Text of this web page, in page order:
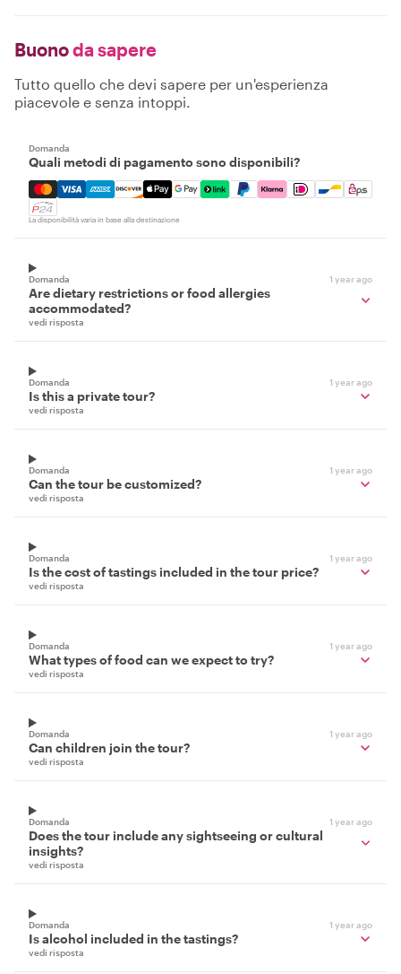
Buonoda sapere
Tutto quello che devi sapere per un'esperienza
piacevole e senza intoppi.
Domanda
Quali metodi di pagamento sono disponibili?
Mastercard, Visa, Amex, Discover, Apple Pay, Google
La disponibilità varia in base alla destinazione
Domanda 1 year ago
Are dietary restrictions or food allergies
accommodated?
vedi risposta
Domanda 1 year ago
Is this a private tour?
vedi risposta
Domanda 1 year ago
Can the tour be customized?
vedi risposta
Domanda 1 year ago
Is the cost of tastings included in the tour price?
vedi risposta
Domanda 1 year ago
What types of food can we expect to try?
vedi risposta
Domanda 1 year ago
Can children join the tour?
vedi risposta
Domanda 1 year ago
Does the tour include any sightseeing or cultural
insights?
vedi risposta
Domanda 1 year ago
Is alcohol included in the tastings?
vedi risposta